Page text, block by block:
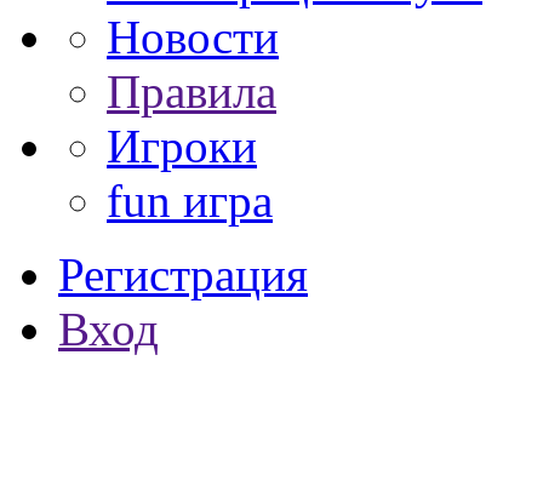
Новости
Правила
Игроки
fun игра
Регистрация
Вход